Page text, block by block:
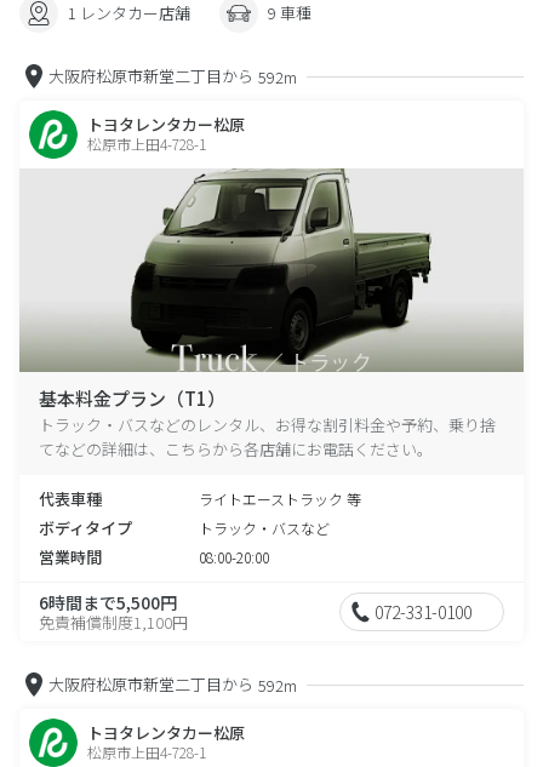
1 レンタカー店舗 9 車種
大阪府松原市新堂二丁目から 592m
トヨタレンタカー松原
松原市上田4-728-1
基本料金プラン（T1）
トラック・バスなどのレンタル、お得な割引料金や予約、乗り捨
てなどの詳細は、こちらから各店舗にお電話ください。
代表車種 ライトエーストラック 等
ボディタイプ トラック・バスなど
営業時間 08:00-20:00
6時間まで5,500円
免責補償制度1,100円 072-331-0100
大阪府松原市新堂二丁目から 592m
トヨタレンタカー松原
松原市上田4-728-1